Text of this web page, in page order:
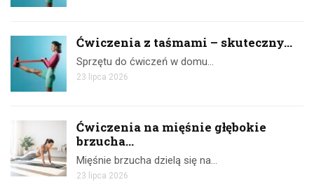
Ćwiczenia z taśmami – skuteczny...
Sprzętu do ćwiczeń w domu…
23 lipca 2026
Ćwiczenia na mięśnie głębokie
brzucha...
Mięśnie brzucha dzielą się na…
23 lipca 2026